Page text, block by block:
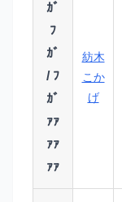
ｶﾞ
ﾌ
ｶﾞ
/ ﾌ
ｶﾞ
ｧｧ
ｧｧ
ｧｧ
紡木
こか
げ